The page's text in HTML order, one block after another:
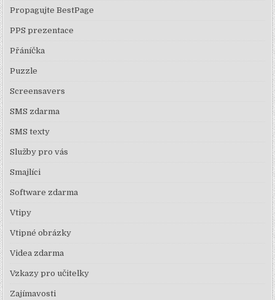
Propagujte BestPage
PPS prezentace
Přáníčka
Puzzle
Screensavers
SMS zdarma
SMS texty
Služby pro vás
Smajlíci
Software zdarma
Vtipy
Vtipné obrázky
Videa zdarma
Vzkazy pro učitelky
Zajímavosti